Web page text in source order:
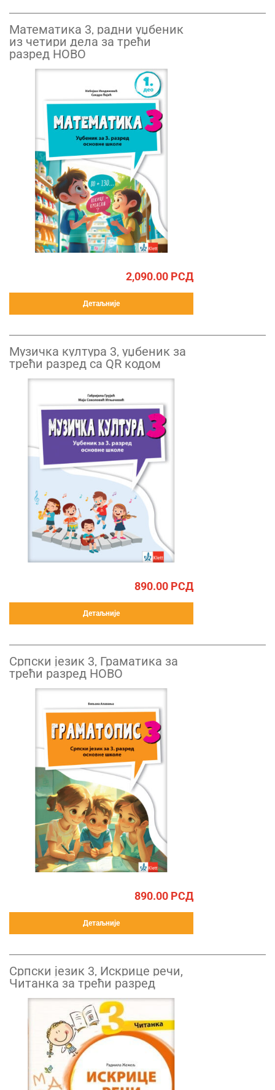
Математика 3, радни уџбеник
из четири дела за трећи
разред НОВО
2,090.00 РСД
Детаљније
Музичка култура 3, уџбеник за
трећи разред са QR кодом
890.00 РСД
Детаљније
Српски језик 3, Граматика за
трећи разред НОВО
890.00 РСД
Детаљније
Српски језик 3, Искрице речи,
Читанка за трећи разред